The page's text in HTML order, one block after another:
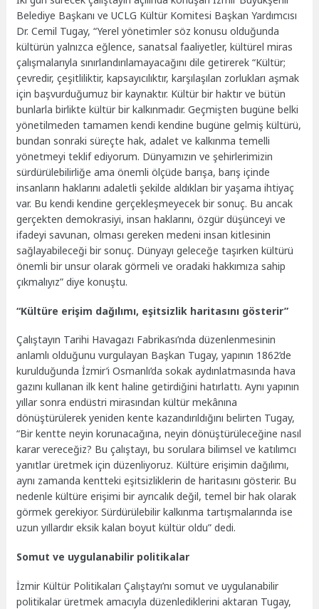
Belediye Başkanı ve UCLG Kültür Komitesi Başkan Yardımcısı
Dr. Cemil Tugay, “Yerel yönetimler söz konusu olduğunda
kültürün yalnızca eğlence, sanatsal faaliyetler, kültürel miras
çalışmalarıyla sınırlandırılamayacağını dile getirerek “Kültür;
çevredir, çeşitliliktir, kapsayıcılıktır, karşılaşılan zorlukları aşmak
için başvurduğumuz bir kaynaktır. Kültür bir haktır ve bütün
bunlarla birlikte kültür bir kalkınmadır. Geçmişten bugüne belki
yönetilmeden tamamen kendi kendine bugüne gelmiş kültürü,
bundan sonraki süreçte hak, adalet ve kalkınma temelli
yönetmeyi teklif ediyorum. Dünyamızın ve şehirlerimizin
sürdürülebilirliğe ama önemli ölçüde barışa, barış içinde
insanların haklarını adaletli şekilde aldıkları bir yaşama ihtiyaç
var. Bu kendi kendine gerçekleşmeyecek bir sonuç. Bu ancak
gerçekten demokrasiyi, insan haklarını, özgür düşünceyi ve
ifadeyi savunan, olması gereken medeni insan kitlesinin
sağlayabileceği bir sonuç. Dünyayı geleceğe taşırken kültürü
önemli bir unsur olarak görmeli ve oradaki hakkımıza sahip
çıkmalıyız” diye konuştu.
“Kültüre erişim dağılımı, eşitsizlik haritasını gösterir”
Çalıştayın Tarihi Havagazı Fabrikası’nda düzenlenmesinin
anlamlı olduğunu vurgulayan Başkan Tugay, yapının 1862’de
kurulduğunda İzmir’i Osmanlı’da sokak aydınlatmasında hava
gazını kullanan ilk kent haline getirdiğini hatırlattı. Aynı yapının
yıllar sonra endüstri mirasından kültür mekânına
dönüştürülerek yeniden kente kazandırıldığını belirten Tugay,
“Bir kentte neyin korunacağına, neyin dönüştürüleceğine nasıl
karar vereceğiz? Bu çalıştayı, bu sorulara bilimsel ve katılımcı
yanıtlar üretmek için düzenliyoruz. Kültüre erişimin dağılımı,
aynı zamanda kentteki eşitsizliklerin de haritasını gösterir. Bu
nedenle kültüre erişimi bir ayrıcalık değil, temel bir hak olarak
görmek gerekiyor. Sürdürülebilir kalkınma tartışmalarında ise
uzun yıllardır eksik kalan boyut kültür oldu” dedi.
Somut ve uygulanabilir politikalar
İzmir Kültür Politikaları Çalıştayı’nı somut ve uygulanabilir
politikalar üretmek amacıyla düzenlediklerini aktaran Tugay,